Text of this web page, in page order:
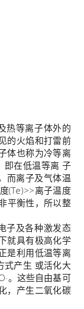
热等离子体外的
的火焰和打雷前
体也称为冷等离
即在低温等离 子
而离子及气体温
(Te)>>离子温度
平衡性，所以整
子及各种激发态
就具有极高化学
是利用低温等离
式产生 或活化大
。这些自由基可
，产生二氧化碳